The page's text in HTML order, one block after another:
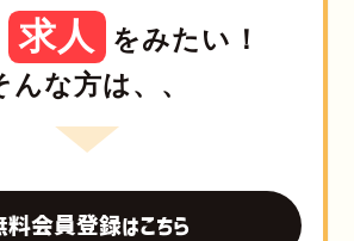
求人
をみたい！
んな方は、、
料会員登録はこちら